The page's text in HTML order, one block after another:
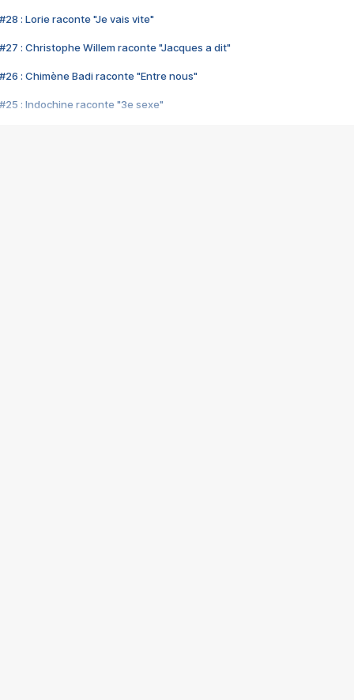
#28 : Lorie raconte "Je vais vite"
#27 : Christophe Willem raconte "Jacques a dit"
#26 : Chimène Badi raconte "Entre nous"
#25 : Indochine raconte "3e sexe"